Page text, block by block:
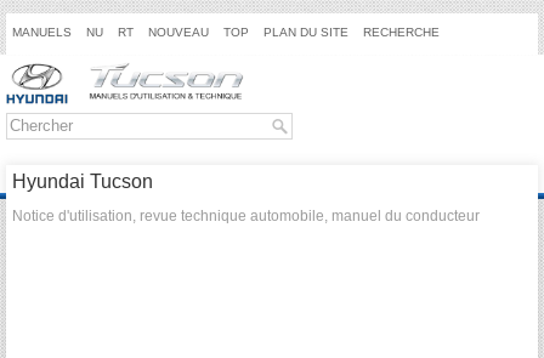
MANUELS NU RT NOUVEAU TOP PLAN DU SITE RECHERCHE
Hyundai Tucson
Notice d'utilisation, revue technique automobile, manuel du conducteur